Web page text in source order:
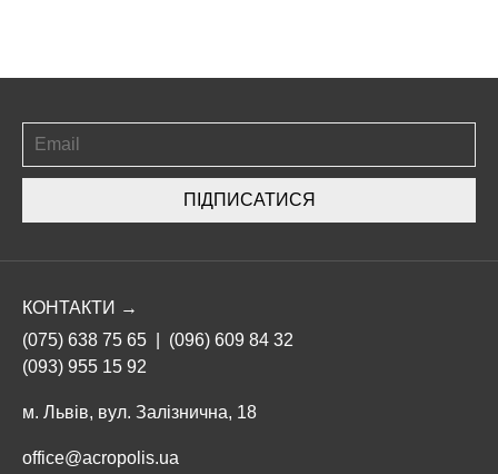
ПІДПИСАТИСЯ
КОНТАКТИ →
(075) 638 75 65
(096) 609 84 32
(093) 955 15 92
м. Львів, вул. Залізнична, 18
office@acropolis.ua